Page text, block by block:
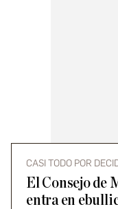
CASI TODO POR
El Consejo de
entra en